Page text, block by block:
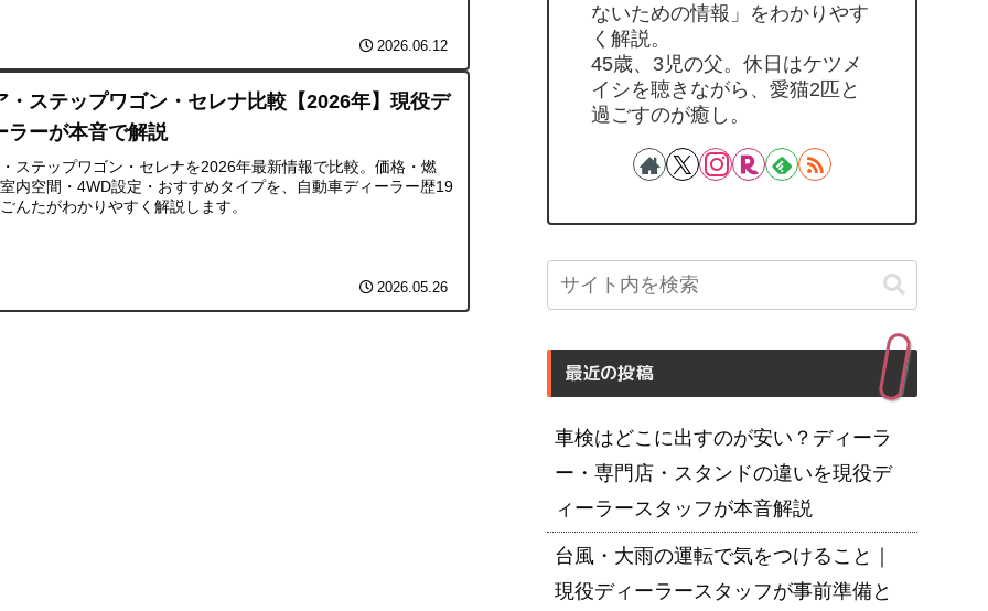
2026.06.12
・ステップワゴン・セレナ比較【2026年】現役デ
ラーが本音で解説
ステップワゴン・セレナを2026年最新情報で比較。価格・燃
内空間・4WD設定・おすすめタイプを、自動車ディーラー歴19
んたがわかりやすく解説します。
2026.05.26
ないための情報」をわかりやす
く解説。
45歳、3児の父。休日はケツメ
イシを聴きながら、愛猫2匹と
過ごすのが癒し。
最近の投稿
車検はどこに出すのが安い？ディーラ
ー・専門店・スタンドの違いを現役デ
ィーラースタッフが本音解説
台風・大雨の運転で気をつけること｜
現役ディーラースタッフが事前準備と